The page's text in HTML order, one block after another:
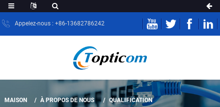
Appelez-nous : +86-13682786242
MAISON À PROPOS DE NOUS QUALIFICATION